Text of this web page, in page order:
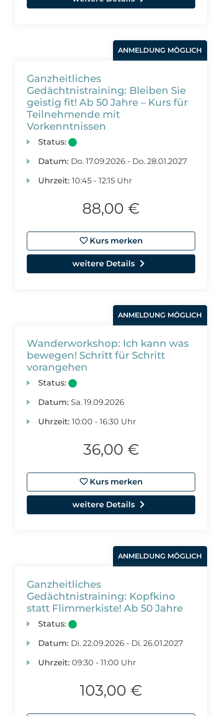
ANMELDUNG MÖGLICH
Ganzheitliches
Gedächtnistraining: Bleiben Sie
geistig fit! Ab 50 Jahre – Kurs für
Teilnehmende mit
Vorkenntnissen
Status:
Datum: Do. 17.09.2026 - Do. 28.01.2027
Uhrzeit: 10:45 - 12:15 Uhr
88,00 €
Kurs merken
weitere Details
ANMELDUNG MÖGLICH
Wanderworkshop: Ich kann was
bewegen! Schritt für Schritt
vorangehen
Status:
Datum: Sa. 19.09.2026
Uhrzeit: 10:00 - 16:30 Uhr
36,00 €
Kurs merken
weitere Details
ANMELDUNG MÖGLICH
Ganzheitliches
Gedächtnistraining: Kopfkino
statt Flimmerkiste! Ab 50 Jahre
Status:
Datum: Di. 22.09.2026 - Di. 26.01.2027
Uhrzeit: 09:30 - 11:00 Uhr
103,00 €